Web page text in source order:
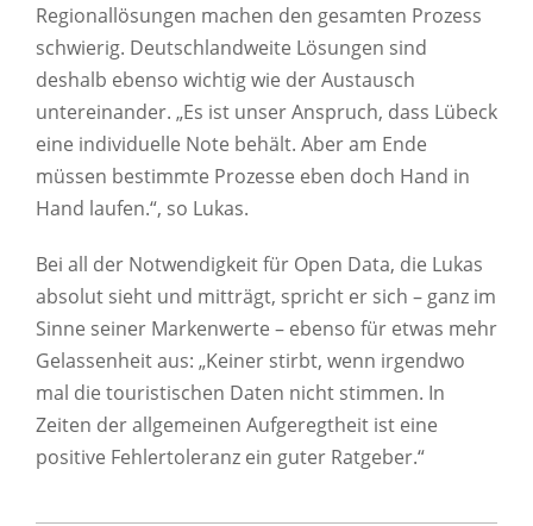
Regionallösungen machen den gesamten Prozess
schwierig. Deutschlandweite Lösungen sind
deshalb ebenso wichtig wie der Austausch
untereinander. „Es ist unser Anspruch, dass Lübeck
eine individuelle Note behält. Aber am Ende
müssen bestimmte Prozesse eben doch Hand in
Hand laufen.“, so Lukas.
Bei all der Notwendigkeit für Open Data, die Lukas
absolut sieht und mitträgt, spricht er sich – ganz im
Sinne seiner Markenwerte – ebenso für etwas mehr
Gelassenheit aus: „Keiner stirbt, wenn irgendwo
mal die touristischen Daten nicht stimmen. In
Zeiten der allgemeinen Aufgeregtheit ist eine
positive Fehlertoleranz ein guter Ratgeber.“